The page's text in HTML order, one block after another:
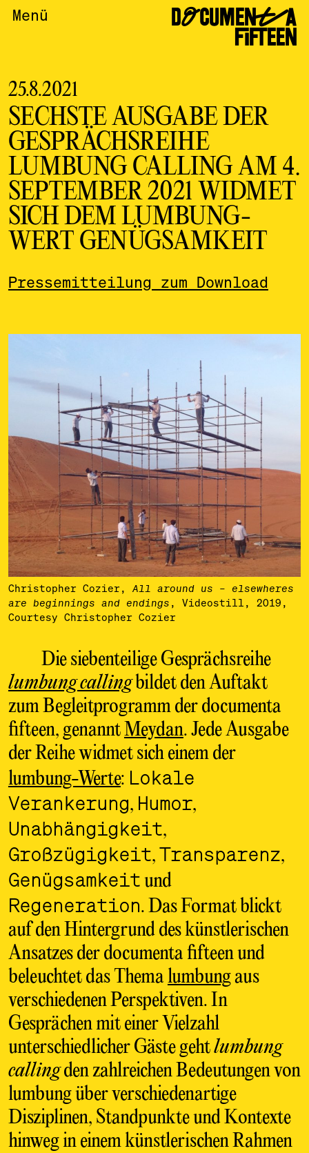
Menü DOCUMENTA
FIFTEEN
25.8.2021
SECHSTE AUSGABE DER
GESPRÄCHSREIHE
LUMBUNG CALLING AM 4.
SEPTEMBER 2021 WIDMET
SICH DEM LUMBUNG-
WERT GENÜGSAMKEIT
Pressemitteilung zum Download
Christopher Cozier, All around us – elsewheres
are beginnings and endings , Videostill, 2019,
Courtesy Christopher Cozier
Die siebenteilige Gesprächsreihe
lumbung callingbildet den Auftakt
zum Begleitprogramm der documenta
fifteen, genanntMeydan. Jede Ausgabe
der Reihe widmet sich einem der
lumbung-Werte: Lokale
Verankerung, Humor,
Unabhängigkeit,
Großzügigkeit,Transparenz,
Genügsamkeitund
Regeneration. Das Format blickt
auf den Hintergrund des künstlerischen
Ansatzes der documenta fifteen und
beleuchtet das Themalumbungaus
verschiedenen Perspektiven. In
Gesprächen mit einer Vielzahl
unterschiedlicher Gäste gehtlumbung
callingden zahlreichen Bedeutungen von
lumbung über verschiedenartige
Disziplinen, Standpunkte und Kontexte
hinweg in einem künstlerischen Rahmen